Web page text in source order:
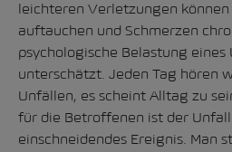
leichteren Verletzungen
auftauchen und Schmerzen
psychologische Belastung
unterschätzt. Jeden Tag hören
Unfällen, es scheint Alltag zu
für die Betroffenen ist der
einschneidendes Ereignis. Man